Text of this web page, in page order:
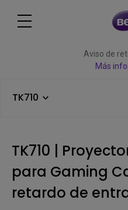
Aviso de
Más
TK710
TK710 |
para Gaming
retardo de